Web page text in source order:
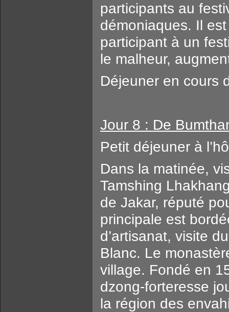
participants au
démoniaques. Il
participant à un
le malheur,
Déjeuner en cours
Jour 8 : De
Petit déjeuner à
Dans la matinée,
Tamshing
de Jakar, réputé
principale est
d’artisanat, visite
Blanc. Le
village. Fondé en
dzong-forteresse
la région des